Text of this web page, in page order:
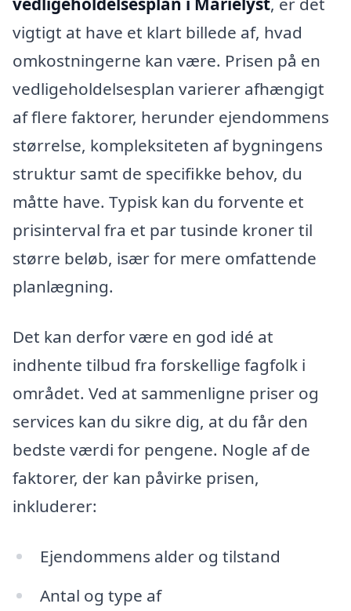
vigtigt at have et klart billede af, hvad
omkostningerne kan være. Prisen på en
vedligeholdelsesplan varierer afhængigt
af flere faktorer, herunder ejendommens
størrelse, kompleksiteten af bygningens
struktur samt de specifikke behov, du
måtte have. Typisk kan du forvente et
prisinterval fra et par tusinde kroner til
større beløb, især for mere omfattende
planlægning.
Det kan derfor være en god idé at
indhente tilbud fra forskellige fagfolk i
området. Ved at sammenligne priser og
services kan du sikre dig, at du får den
bedste værdi for pengene. Nogle af de
faktorer, der kan påvirke prisen,
inkluderer:
Ejendommens alder og tilstand
Antal og type af